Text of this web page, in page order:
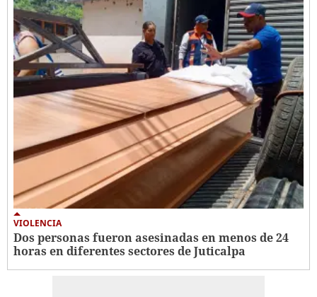
VIOLENCIA
Dos personas fueron asesinadas en menos de 24
horas en diferentes sectores de Juticalpa